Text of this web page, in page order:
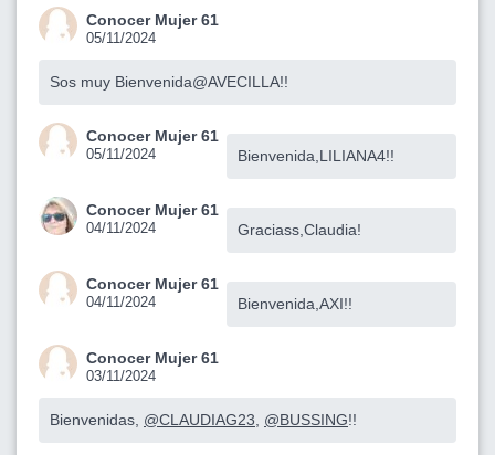
Conocer Mujer 61
05/11/2024
Sos muy Bienvenida@AVECILLA!!
Conocer Mujer 61
05/11/2024 Bienvenida,LILIANA4!!
Conocer Mujer 61
04/11/2024 Graciass,Claudia!
Conocer Mujer 61
04/11/2024 Bienvenida,AXI!!
Conocer Mujer 61
03/11/2024
Bienvenidas, @CLAUDIAG23, @BUSSING!!